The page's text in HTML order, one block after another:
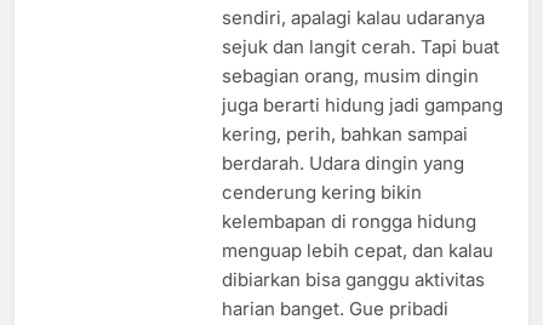
sendiri, apalagi kalau udaranya
sejuk dan langit cerah. Tapi buat
sebagian orang, musim dingin
juga berarti hidung jadi gampang
kering, perih, bahkan sampai
berdarah. Udara dingin yang
cenderung kering bikin
kelembapan di rongga hidung
menguap lebih cepat, dan kalau
dibiarkan bisa ganggu aktivitas
harian banget. Gue pribadi